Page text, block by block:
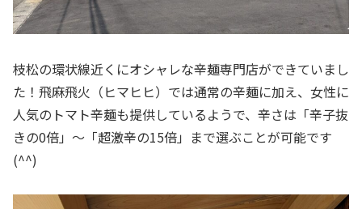
枝松の環状線近くにオシャレな辛麺専門店ができていまし
た！飛麻飛火（ヒマヒヒ）では通常の辛麺に加え、女性に
人気のトマト辛麺も提供しているようで、辛さは「辛子抜
きの0倍」～「超激辛の15倍」まで選ぶことが可能です
(^^)